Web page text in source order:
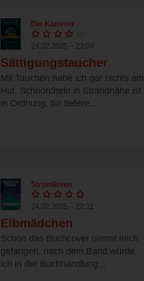
Die Kammer
24.02.2025 – 23:04
Sättigungstaucher
Mit Tauchen habe ich gar nichts am
Hut. Schnorcheln in Strandnähe ist
in Ordnung, für tiefere...
Stromlinien
24.02.2025 – 22:31
Elbmädchen
Schon das Buchcover nimmt mich
gefangen, nach dem Band würde
ich in der Buchhandlung...